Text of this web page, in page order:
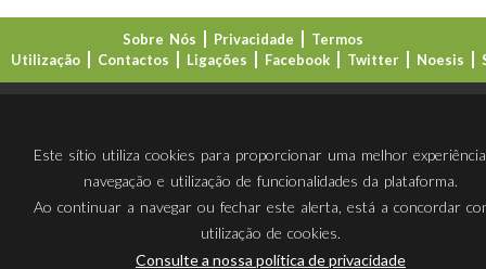
Sobre Nós Privacidade
Termos
Utilização
Contactos Ligações Facebook Twitter Noesis
Este sítio utiliza cookies para proporcionar uma melhor
navegação e utilização de funcionalidades da plataforma.
Ao continuar a navegar ou fechar este alerta, está a concordar
utilização de cookies.
Consulte a nossa política de privacidade